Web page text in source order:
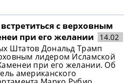
с верховным
при его желании
14.02
Штатов Дональд Трамп
лидером Исламской
при его желании. Об
американского